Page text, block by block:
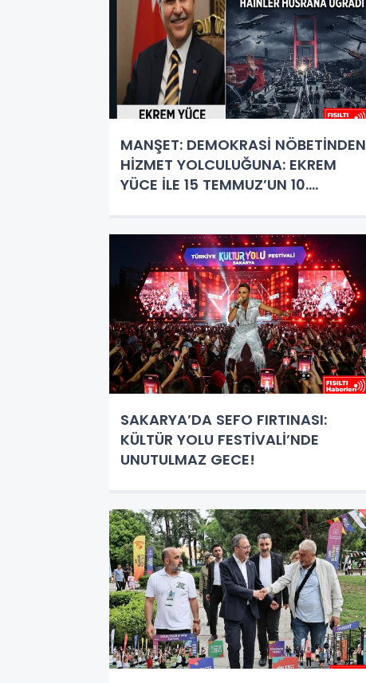
MANŞET: DEMOKRASİ NÖBETİNDEN
HİZMET YOLCULUĞUNA: EKREM
YÜCE İLE 15 TEMMUZ’UN 10.
SAKARYA’DA SEFO FIRTINASI:
KÜLTÜR YOLU FESTİVALİ’NDE
UNUTULMAZ GECE!